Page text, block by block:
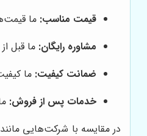
قیمت مناسب: ما
مشاوره رایگان: ما قبل
ضمانت کیفیت: ما
خدمات پس از فروش:
در مقایسه با شرکت‌هایی مانند